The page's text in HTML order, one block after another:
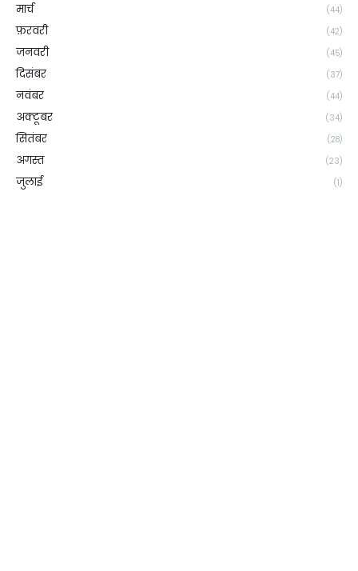
मार्च (44)
फ़रवरी (42)
जनवरी (45)
दिसंबर (37)
नवंबर (44)
अक्टूबर (34)
सितंबर (28)
अगस्त (23)
जुलाई (1)